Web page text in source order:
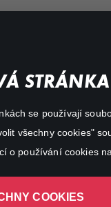
se používají
všechny cookies"
o používání cookies
COOKIES